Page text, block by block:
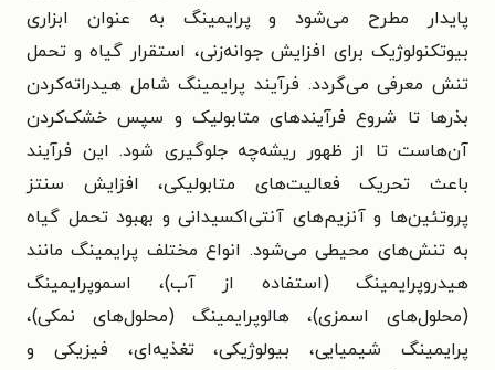
پایدار مطرح می‌شود و پرایمینگ به عنوان ابزاری
بیوتکنولوژیک برای افزایش جوانه‌زنی، استقرار گیاه و تحمل
تنش معرفی می‌گردد. فرآیند پرایمینگ شامل هیدراته‌کردن
بذرها تا شروع فرآیندهای متابولیک و سپس خشک‌کردن
آن‌هاست تا از ظهور ریشه‌چه جلوگیری شود. این فرآیند
باعث تحریک فعالیت‌های متابولیکی، افزایش سنتز
پروتئین‌ها و آنزیم‌های آنتی‌اکسیدانی و بهبود تحمل گیاه
به تنش‌های محیطی می‌شود. انواع مختلف پرایمینگ مانند
هیدروپرایمینگ (استفاده از آب)، اسموپرایمینگ
(محلول‌های اسمزی)، هالوپرایمینگ (محلول‌های نمکی)،
پرایمینگ شیمیایی، بیولوژیکی، تغذیه‌ای، فیزیکی و